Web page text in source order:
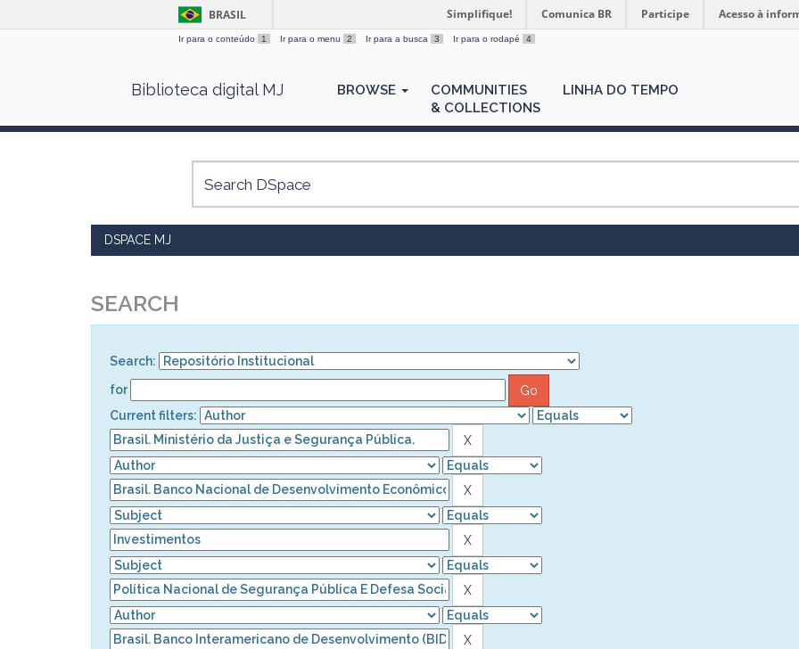
BRASIL Simplifique! Comunica BR Participe Acesso à
Ir para o conteúdo 1 Ir para o menu 2 Ir para a busca 3 Ir para o rodapé 4
Biblioteca digital MJ BROWSE
COMMUNITIES
& COLLECTIONS
LINHA DO TEMPO
DSPACE MJ
SEARCH
Search:
for
Current filters: